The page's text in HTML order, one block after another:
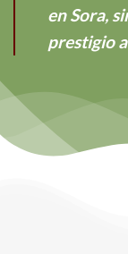
en Sora,
prestigio